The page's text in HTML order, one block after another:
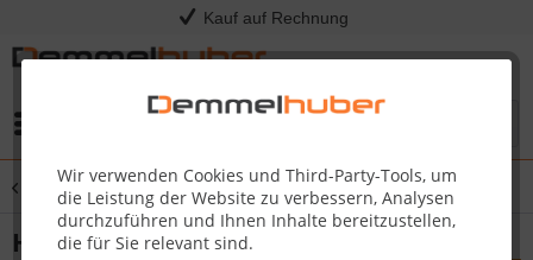
Kauf auf Rechnung
Wir verwenden Cookies und Third-Party-Tools, um
die Leistung der Website zu verbessern, Analysen
durchzuführen und Ihnen Inhalte bereitzustellen,
die für Sie relevant sind.
Übersicht STIHL Markenshop
Hoodie Orange